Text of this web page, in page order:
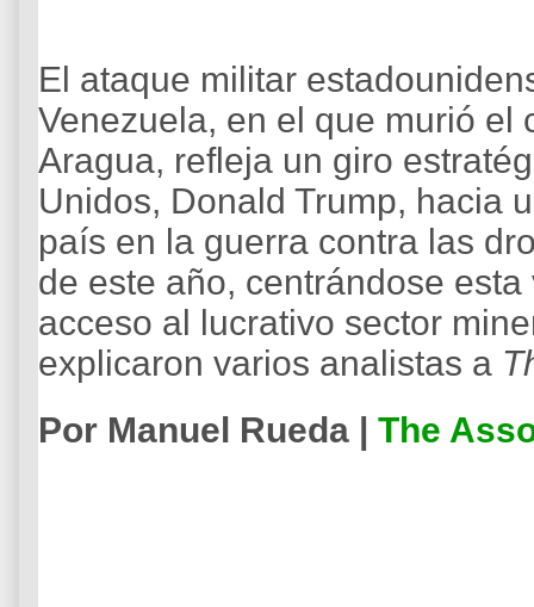
El ataque militar
Venezuela, en el que murió el
Aragua, refleja un giro
Unidos, Donald Trump, hacia
país en la guerra contra las
de este año, centrándose
acceso al lucrativo sector
explicaron varios analistas a
Por Manuel Rueda | The